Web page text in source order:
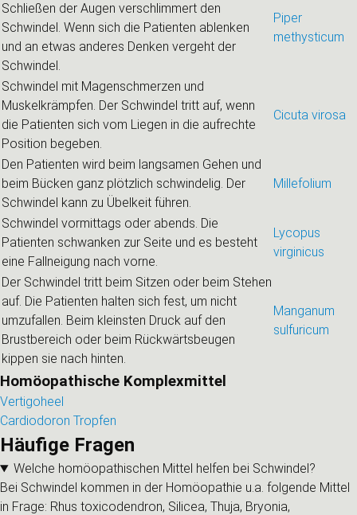
Schließen der Augen verschlimmert den
Schwindel. Wenn sich die Patienten ablenken
und an etwas anderes Denken vergeht der
Schwindel.
Piper
methysticum
Schwindel mit Magenschmerzen und
Muskelkrämpfen. Der Schwindel tritt auf, wenn
die Patienten sich vom Liegen in die aufrechte
Position begeben.
Cicuta virosa
Den Patienten wird beim langsamen Gehen und
beim Bücken ganz plötzlich schwindelig. Der
Schwindel kann zu Übelkeit führen.
Millefolium
Schwindel vormittags oder abends. Die
Patienten schwanken zur Seite und es besteht
eine Fallneigung nach vorne.
Lycopus
virginicus
Der Schwindel tritt beim Sitzen oder beim Stehen
auf. Die Patienten halten sich fest, um nicht
umzufallen. Beim kleinsten Druck auf den
Brustbereich oder beim Rückwärtsbeugen
kippen sie nach hinten.
Manganum
sulfuricum
Homöopathische Komplexmittel
Vertigoheel
Cardiodoron Tropfen
Häufige Fragen
Welche homöopathischen Mittel helfen bei Schwindel?
Bei Schwindel kommen in der Homöopathie u.a. folgende Mittel
in Frage: Rhus toxicodendron, Silicea, Thuja, Bryonia,